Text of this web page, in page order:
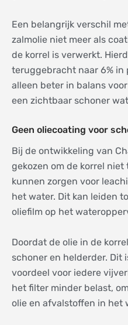
Een belangrijk verschil
zalmolie niet meer als
de korrel is verwerkt.
teruggebracht naar 6% in
alleen beter in balans
een zichtbaar schoner
Geen oliecoating voor
Bij de ontwikkeling van
gekozen om de korrel niet
kunnen zorgen voor
het water. Dit kan leiden
oliefilm op het
Doordat de olie in de
schoner en helderder. Dit
voordeel voor iedere
het filter minder belast,
olie en afvalstoffen in het